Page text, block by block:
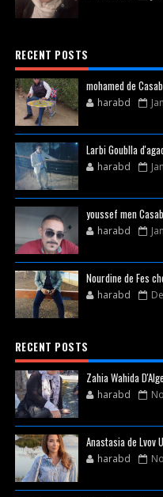
RECENT POSTS
mohamed de
harabd
Larbi Goublla
harabd
youssef men
harabd
Nourdine de Fes
harabd
RECENT POSTS
Zahia Wahida
harabd
Anastasia de Lvov
harabd